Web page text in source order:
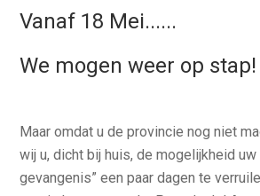
Vanaf 18 Mei......
We mogen weer op stap!
Maar omdat u de provincie nog niet
wij u, dicht bij huis, de mogelijkheid uw
gevangenis” een paar dagen te